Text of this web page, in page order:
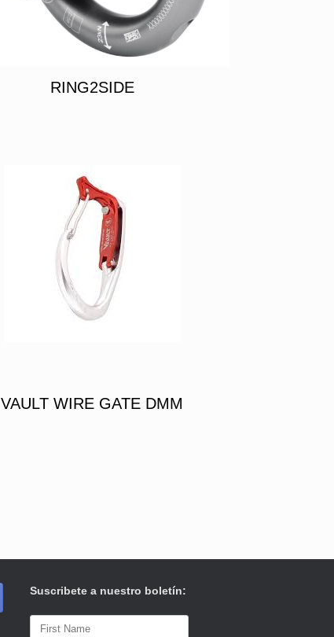
RING2SIDE
VAULT WIRE GATE DMM
Suscribete a nuestro boletín: